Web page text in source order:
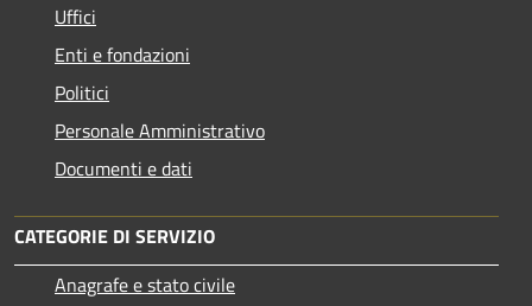
Uffici
Enti e fondazioni
Politici
Personale Amministrativo
Documenti e dati
CATEGORIE DI SERVIZIO
Anagrafe e stato civile